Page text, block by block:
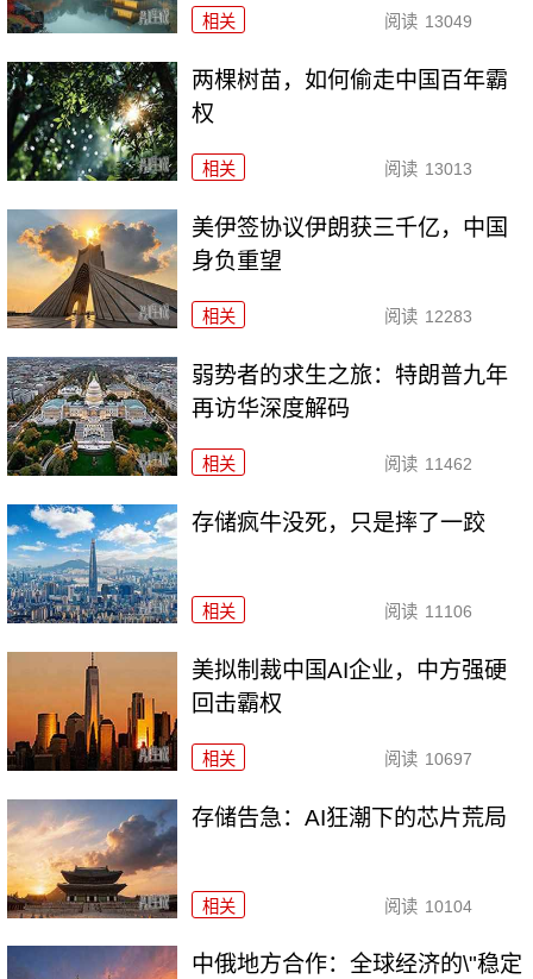
相关 阅读 13049
两棵树苗，如何偷走中国百年霸
权
相关 阅读 13013
美伊签协议伊朗获三千亿，中国
身负重望
相关 阅读 12283
弱势者的求生之旅：特朗普九年
再访华深度解码
相关 阅读 11462
存储疯牛没死，只是摔了一跤
相关 阅读 11106
美拟制裁中国AI企业，中方强硬
回击霸权
相关 阅读 10697
存储告急：AI狂潮下的芯片荒局
相关 阅读 10104
中俄地方合作：全球经济的\"稳定